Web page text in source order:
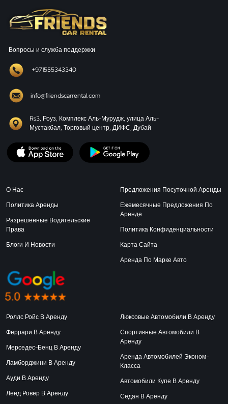
Вопросы и служба поддержки
+971555343340
info@friendscarrental.com
Rs3, Роуз, Комплекс Аль-Мурудж, улица Аль-
Мустакбал, Торговый центр, ДИФС, Дубай
О Нас
Политика Аренды
Разрешенные Водительские
Права
Блоги И Новости
Предложения Посуточной Аренды
Ежемесячные Предложения По
Аренде
Политика Конфиденциальности
Карта Сайта
Аренда По Марке Авто
Роллс Ройс В Аренду
Феррари В Аренду
Мерседес-Бенц В Аренду
Ламборджини В Аренду
Ауди В Аренду
Ленд Ровер В Аренду
Люксовые Автомобили В Аренду
Спортивные Автомобили В
Аренду
Аренда Автомобилей Эконом-
Класса
Автомобили Купе В Аренду
Седан В Аренду